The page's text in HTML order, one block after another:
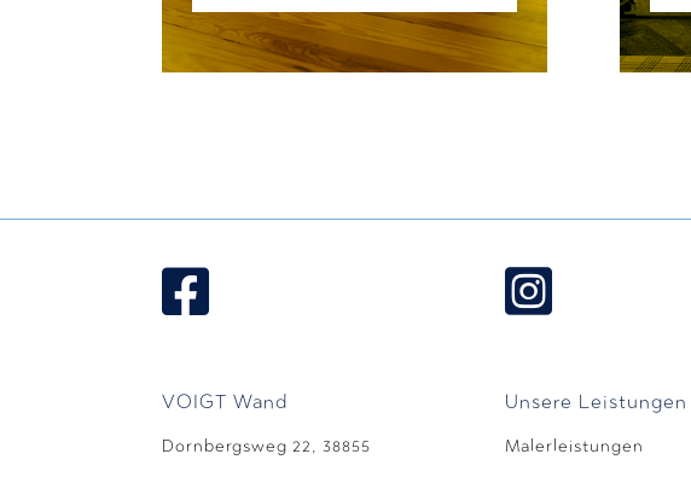
 
VOIGT Wand
Dornbergsweg 22, 38855
Unsere Leistungen
Malerleistungen